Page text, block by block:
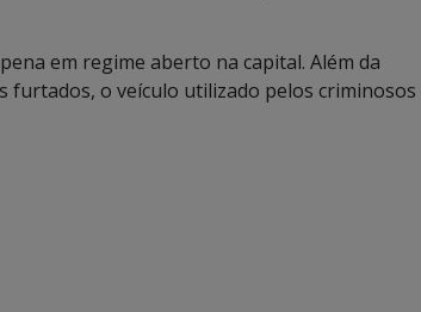
em regime aberto na capital. Além da
o veículo utilizado pelos criminosos